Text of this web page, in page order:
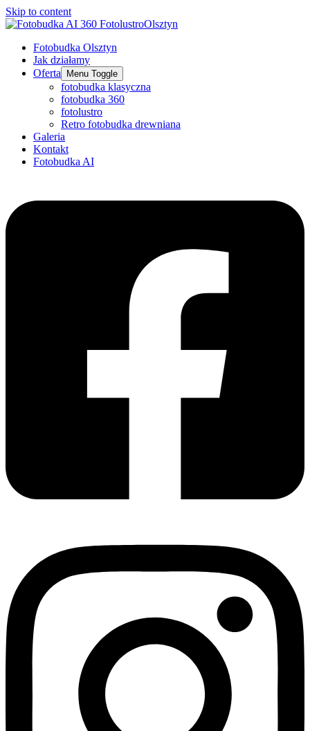
Skip to content
Fotobudka Olsztyn
Jak działamy
Oferta
Menu Toggle
fotobudka klasyczna
fotobudka 360
fotolustro
Retro fotobudka drewniana
Galeria
Kontakt
Fotobudka AI